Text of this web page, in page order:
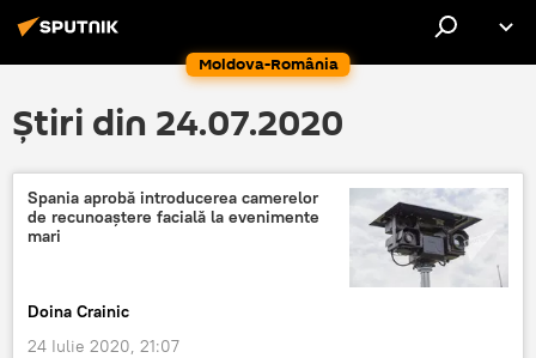
Moldova-România
Știri din 24.07.2020
Spania aprobă introducerea camerelor
de recunoaștere facială la evenimente
mari
Doina Crainic
24 Iulie 2020, 21:07